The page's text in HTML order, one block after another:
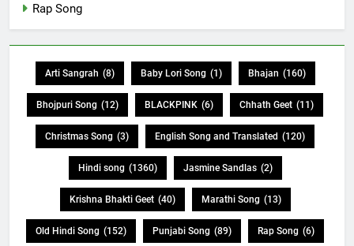
Rap Song
Arti Sangrah (8) Baby Lori Song (1) Bhajan (160)
Bhojpuri Song (12) BLACKPINK (6) Chhath Geet (11)
Christmas Song (3) English Song and Translated (120)
Hindi song (1360) Jasmine Sandlas (2)
Krishna Bhakti Geet (40) Marathi Song (13)
Old Hindi Song (152) Punjabi Song (89) Rap Song (6)